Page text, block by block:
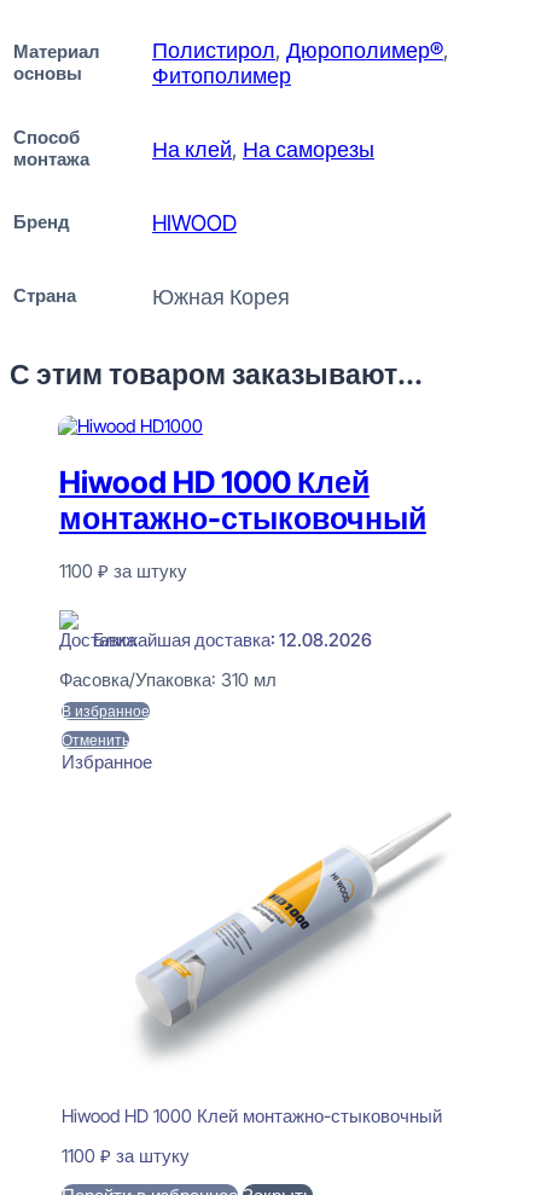
Материал
основы
Полистирол, Дюрополимер®,
Фитополимер
Способ
монтажа
На клей, На саморезы
Бренд HIWOOD
Страна Южная Корея
С этим товаром заказывают...
Hiwood HD 1000 Клей
монтажно-стыковочный
1100 ₽ за штуку
Ближайшая доставка: 12.08.2026
Фасовка/Упаковка: 310 мл
В избранное
Отменить
Избранное
Hiwood HD 1000 Клей монтажно-стыковочный
1100 ₽ за штуку